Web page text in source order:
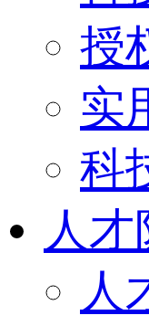
授
实
科
人才
人